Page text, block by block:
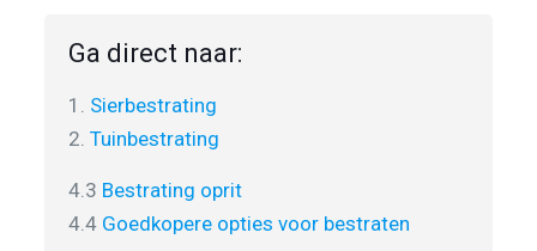
Ga direct naar:
1. Sierbestrating
2. Tuinbestrating
4.3 Bestrating oprit
4.4 Goedkopere opties voor bestraten